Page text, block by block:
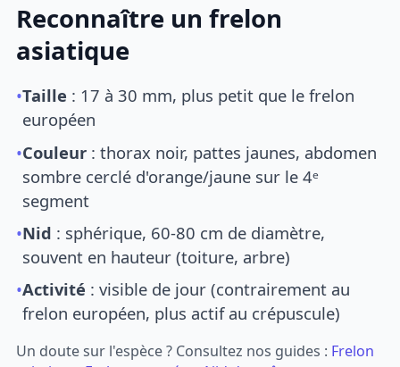
Reconnaître un frelon
asiatique
•Taille : 17 à 30 mm, plus petit que le frelon
européen
•Couleur : thorax noir, pattes jaunes, abdomen
sombre cerclé d'orange/jaune sur le 4ᵉ
segment
•Nid : sphérique, 60-80 cm de diamètre,
souvent en hauteur (toiture, arbre)
•Activité : visible de jour (contrairement au
frelon européen, plus actif au crépuscule)
Un doute sur l'espèce ? Consultez nos guides : Frelon